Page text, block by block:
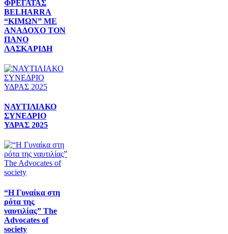
ΦΡΕΓΑΤΑΣ
BELHARRA
“ΚΙΜΩΝ” ΜΕ
ΑΝΑΔΟΧΟ ΤΟΝ
ΠΑΝΟ
ΛΑΣΚΑΡΙΔΗ
ΝΑΥΤΙΛΙΑΚΟ
ΣΥΝΕΔΡΙΟ
ΥΔΡΑΣ 2025
“Η Γυναίκα στη
ρότα της
ναυτιλίας” The
Advocates of
society